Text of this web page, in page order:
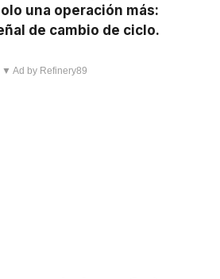
una operación más:
de cambio de ciclo.
▼ Ad by Refinery89